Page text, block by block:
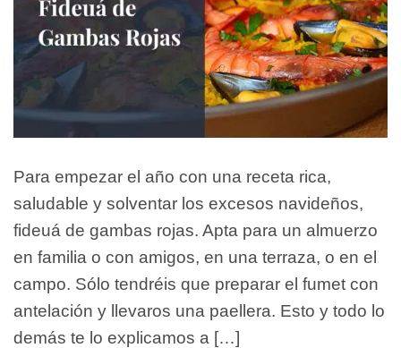
Para empezar el año con una receta rica,
saludable y solventar los excesos navideños,
fideuá de gambas rojas. Apta para un almuerzo
en familia o con amigos, en una terraza, o en el
campo. Sólo tendréis que preparar el fumet con
antelación y llevaros una paellera. Esto y todo lo
demás te lo explicamos a […]